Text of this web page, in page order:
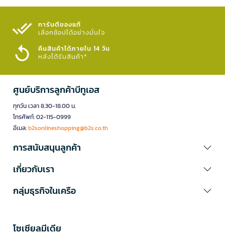
การันตีของแท้
เลือกช้อปได้อย่างมั่นใจ​
คืนสินค้าได้ภายใน 14 วัน
หลังได้รับสินค้า*
ศูนย์บริการลูกค้าบีทูเอส
ทุกวัน เวลา 8.30-18.00 น.
โทรศัพท์: 02-115-0999
อีเมล:b2sonlineshopping@b2s.co.th
การสนับสนุนลูกค้า
เกี่ยวกับเรา
กลุ่มธุรกิจในเครือ
โซเซียลมีเดีย​